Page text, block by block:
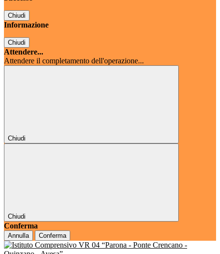
Chiudi
Informazione
Chiudi
Attendere...
Attendere il completamento dell'operazione...
Chiudi
Chiudi
Conferma
Annulla Conferma